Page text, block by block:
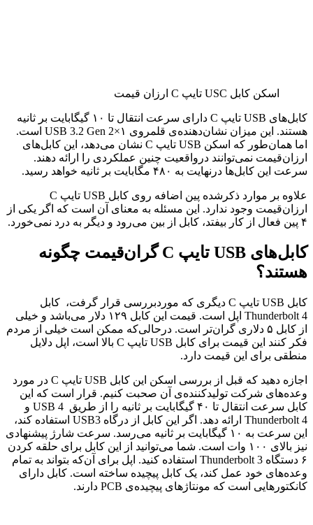
اسکن کابل USC تایپ C ارزان قیمت
کابل‌های USB تایپ C دارای سرعت انتقال تا ۱۰ گیگابایت بر ثانیه
هستند. این میزان نشان‌دهنده‌ی قلمروی USB 3.2 Gen 2×۱ است.
اما همان‌طور که اسکن USB تایپ C نشان می‌دهد، این کابل‌های
ارزان‌قیمت نمی‌توانند درواقعیت چنین عملکردی را ارائه دهند.
سرعت این کابل‌ها درنهایت به ۴۸۰ مگابایت بر ثانیه خواهد رسید.
علاوه بر موارد ذکرشده پین اضافه روی کابل USB تایپ C
ارزان‌قیمت وجود ندارد. این مسئله به معنای آن است که اگر یکی از
۴ پین فعال از کار بیفتد، کابل از بین می‌رود و دیگر به درد نمی‌خورد.
کابل‌های USB تایپ C گران‌قیمت چگونه
هستند؟
کابل USB تایپ C دیگری که موردبررسی قرار گرفت، کابل
Thunderbolt 4 اپل است. قیمت این کابل ۱۲۹ دلار می‌باشد و خیلی
از کابل ۵ دلاری گران‌تر است. درحالی‌که ممکن است خیلی از مردم
فکر کنند این قیمت برای کابل USB تایپ C بالا است، اپل دلایل
منطقی برای این قیمت دارد.
اجازه دهید که قبل از بررسی اسکن این کابل USB تایپ C در مورد
وعده‌های شرکت تولیدکننده‌ی آن صحبت کنیم. قرار است که این
کابل سرعت انتقال تا ۴۰ گیگابایت بر ثانیه را از طریق USB 4 و
Thunderbolt 4 ارائه دهد. اگر این کابل از درگاه USB3 استفاده کند،
این سرعت به ۱۰ گیگابایت بر ثانیه می‌رسد. سرعت شارژ پیشنهادی
نیز بالای ۱۰۰ وات است. شما می‌توانید از این کابل برای حلقه کردن
۶ دستگاه Thunderbolt 3 استفاده کنید. اپل برای آن‌که بتواند به تمام
وعده‌های خود عمل کند، یک کابل پیچیده ساخته است. کابل دارای
کانکتورهایی است که مونتاژهای پیچیده‌ی PCB دارند.